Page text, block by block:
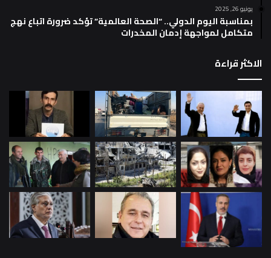
يونيو 26, 2025
بمناسبة اليوم الدولي.. “الصحة العالمية” تؤكد ضرورة اتباع نهج
متكامل لمواجهة إدمان المخدرات
الاكثر قراءة